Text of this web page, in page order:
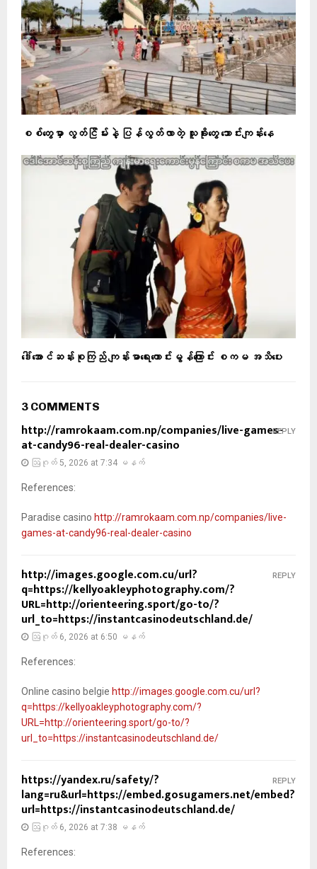
စစ်တွေမှာ လွတ်ငြိမ်းနဲ့ ပြန်လွတ်လာတဲ့ သူခိုးတွေ သောင်းကျန်းနေ
ဒေါ်အောင်ဆန်းစုကြည် ကျန်းမာရေးကောင်းမွန်ကြောင်း စကမ အသိပေး
3 COMMENTS
http://ramrokaam.com.np/companies/live-games-
at-candy96-real-dealer-casino
ဩဂုတ် 5, 2026 at 7:34 မနက်
References:
Paradise casino http://ramrokaam.com.np/companies/live-
games-at-candy96-real-dealer-casino
REPLY
http://images.google.com.cu/url?
q=https://kellyoakleyphotography.com/?
URL=http://orienteering.sport/go-to/?
url_to=https://instantcasinodeutschland.de/
ဩဂုတ် 6, 2026 at 6:50 မနက်
References:
Online casino belgie http://images.google.com.cu/url?
q=https://kellyoakleyphotography.com/?
URL=http://orienteering.sport/go-to/?
url_to=https://instantcasinodeutschland.de/
REPLY
https://yandex.ru/safety/?
lang=ru&url=https://embed.gosugamers.net/embed?
url=https://instantcasinodeutschland.de/
ဩဂုတ် 6, 2026 at 7:38 မနက်
References:
REPLY